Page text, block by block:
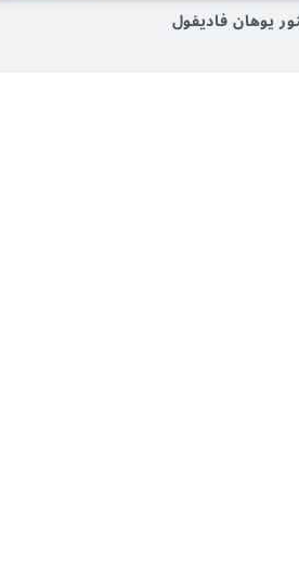
يوهان فاديفول